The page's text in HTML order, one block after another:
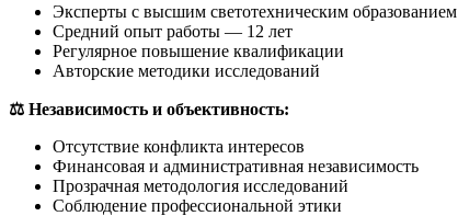
Эксперты с высшим светотехническим образованием
Средний опыт работы — 12 лет
Регулярное повышение квалификации
Авторские методики исследований
⚖️ Независимость и объективность:
Отсутствие конфликта интересов
Финансовая и административная независимость
Прозрачная методология исследований
Соблюдение профессиональной этики